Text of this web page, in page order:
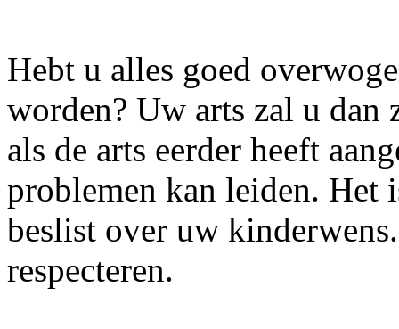
Hebt u alles goed
worden? Uw arts zal u dan
als de arts eerder heeft
problemen kan leiden. Het
beslist over uw
respecteren.